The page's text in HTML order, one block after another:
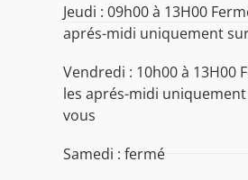
Jeudi : 09h00 à 13H00
aprés-midi uniquement
Vendredi : 10h00 à 13H00
les aprés-midi
vous
Samedi : fermé